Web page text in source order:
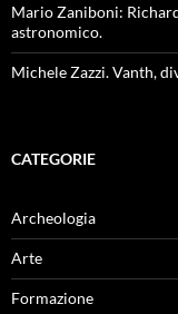
Mario Zaniboni:
astronomico.
Michele Zazzi. Vanth,
CATEGORIE
Archeologia
Arte
Formazione